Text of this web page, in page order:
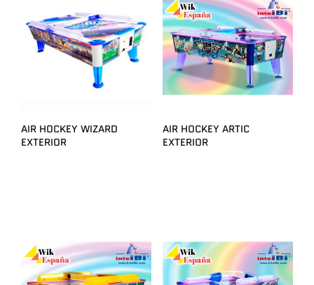
AIR HOCKEY WIZARD
EXTERIOR
AIR HOCKEY ARTIC
EXTERIOR